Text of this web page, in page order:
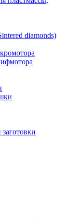
diamonds)